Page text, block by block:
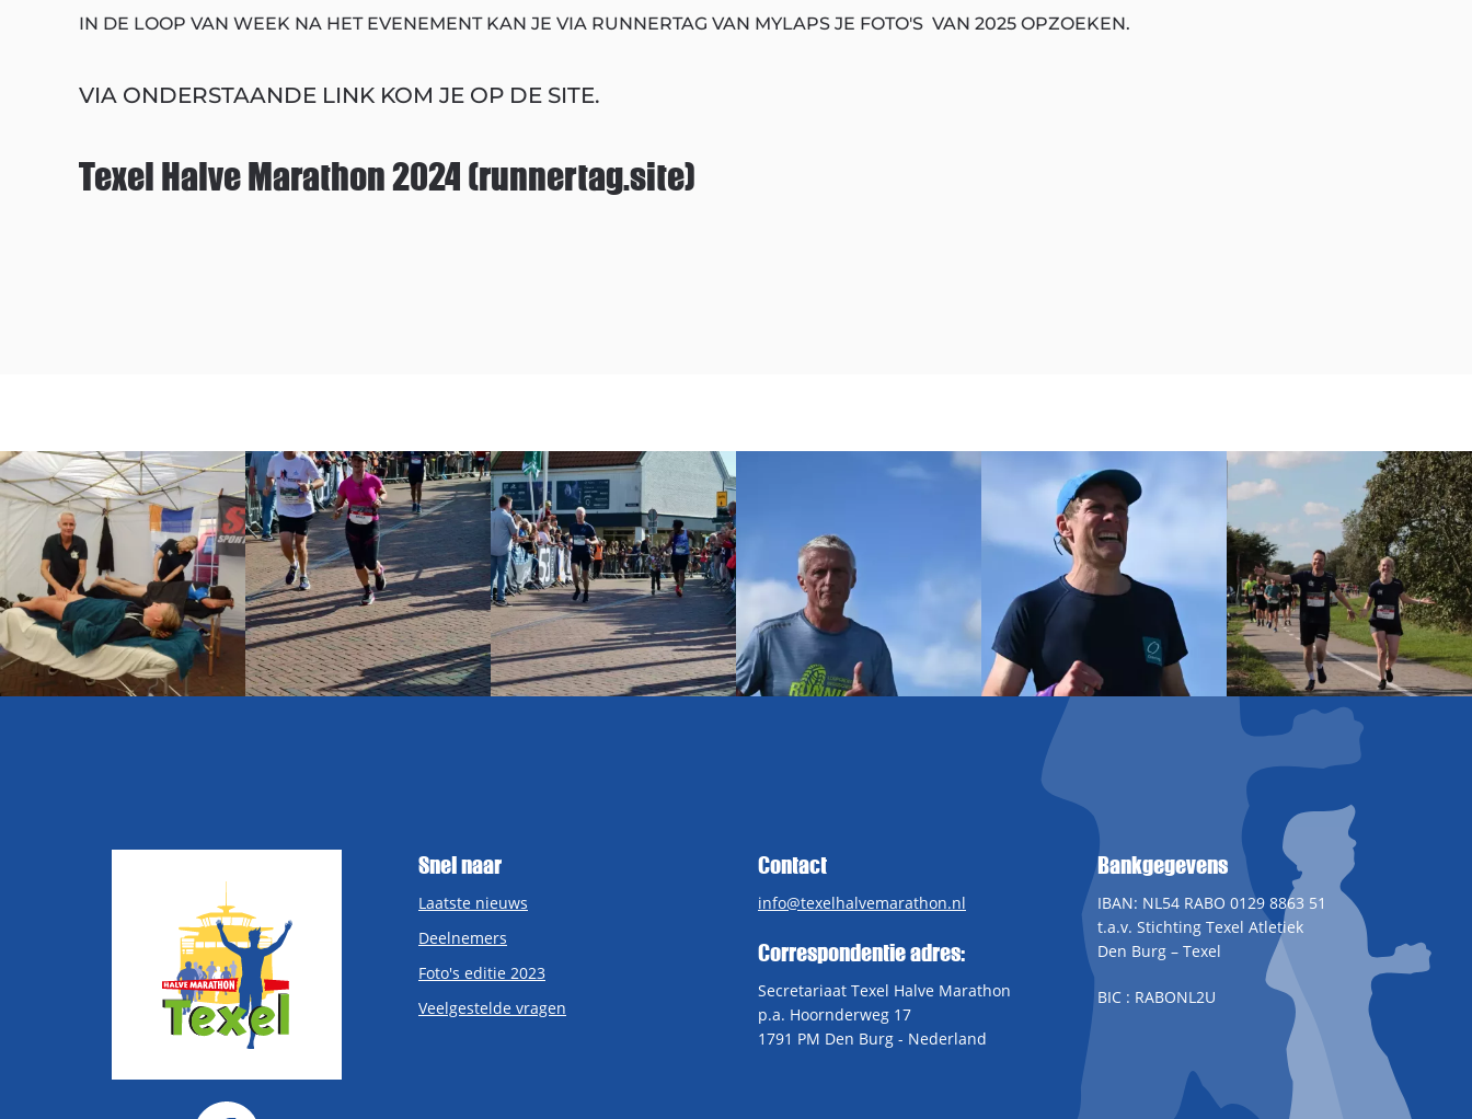
IN DE LOOP VAN WEEK NA HET EVENEMENT KAN JE VIA RUNNERTAG VAN MYLAPS JE FOTO'S VAN 2025 OPZOEKEN.
VIA ONDERSTAANDE LINK KOM JE OP DE SITE.
Texel Halve Marathon 2024 (runnertag.site)
Snel naar
Laatste nieuws
Deelnemers
Foto's editie 2023
Veelgestelde vragen
Contact
info@texelhalvemarathon.nl
Correspondentie adres:
Secretariaat Texel Halve Marathon
p.a. Hoornderweg 17
1791 PM Den Burg - Nederland
Bankgegevens
IBAN: NL54 RABO 0129 8863 51
t.a.v. Stichting Texel Atletiek
Den Burg – Texel
BIC : RABONL2U